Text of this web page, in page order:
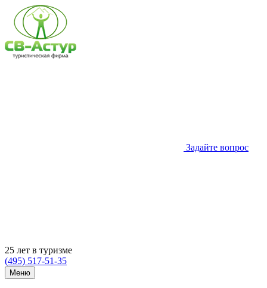
Задайте вопрос
25 лет в туризме
(495) 517-51-35
Меню